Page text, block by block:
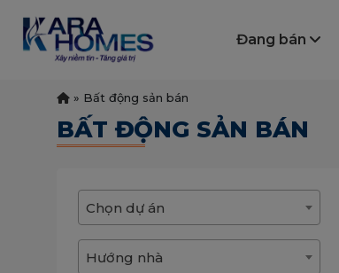
Đang bán
» Bất động sản bán
BẤT ĐỘNG SẢN BÁN
Chọn dự án
Hướng nhà